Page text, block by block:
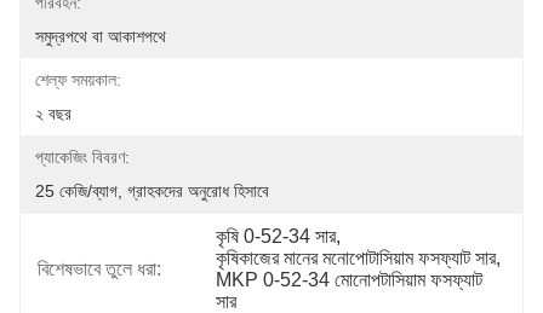
সমুদ্রপথে বা আকাশপথে
শেল্ফ সময়কাল:
২ বছর
প্যাকেজিং বিবরণ:
25 কেজি/ব্যাগ, গ্রাহকদের অনুরোধ হিসাবে
বিশেষভাবে তুলে ধরা:
কৃষি 0-52-34 সার,
কৃষিকাজের মানের মনোপোটাসিয়াম ফসফ্যাট সার
MKP 0-52-34 মোনোপটাসিয়াম ফসফ্যাট
সার